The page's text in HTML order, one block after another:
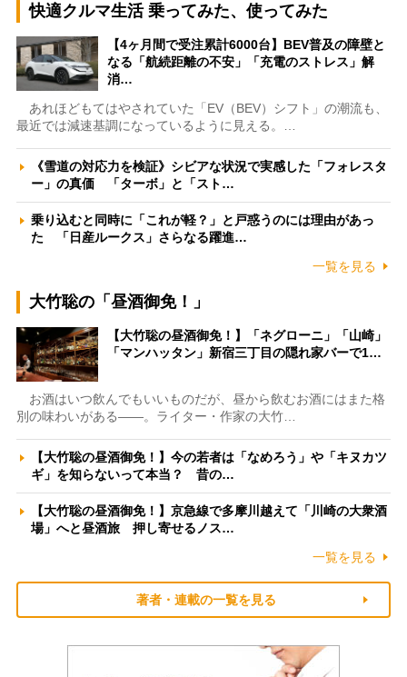
快適クルマ生活 乗ってみた、使ってみた
【4ヶ月間で受注累計6000台】BEV普及の障壁と
なる「航続距離の不安」「充電のストレス」解
消…
あれほどもてはやされていた「EV（BEV）シフト」の潮流も、
最近では減速基調になっているように見える。…
《雪道の対応力を検証》シビアな状況で実感した「フォレスタ
ー」の真価 「ターボ」と「スト…
乗り込むと同時に「これが軽？」と戸惑うのには理由があっ
た 「日産ルークス」さらなる躍進…
一覧を見る
大竹聡の「昼酒御免！」
【大竹聡の昼酒御免！】「ネグローニ」「山崎」
「マンハッタン」新宿三丁目の隠れ家バーで1…
お酒はいつ飲んでもいいものだが、昼から飲むお酒にはまた格
別の味わいがある――。ライター・作家の大竹…
【大竹聡の昼酒御免！】今の若者は「なめろう」や「キヌカツ
ギ」を知らないって本当？ 昔の…
【大竹聡の昼酒御免！】京急線で多摩川越えて「川崎の大衆酒
場」へと昼酒旅 押し寄せるノス…
一覧を見る
著者・連載の一覧を見る